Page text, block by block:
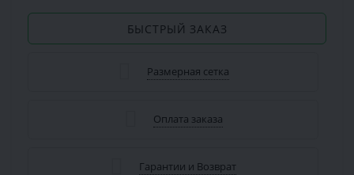
БЫСТРЫЙ ЗАКАЗ
Размерная сетка
Оплата заказа
Гарантии и Возврат